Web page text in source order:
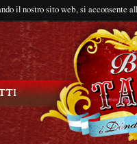
il nostro sito web, si acconsente